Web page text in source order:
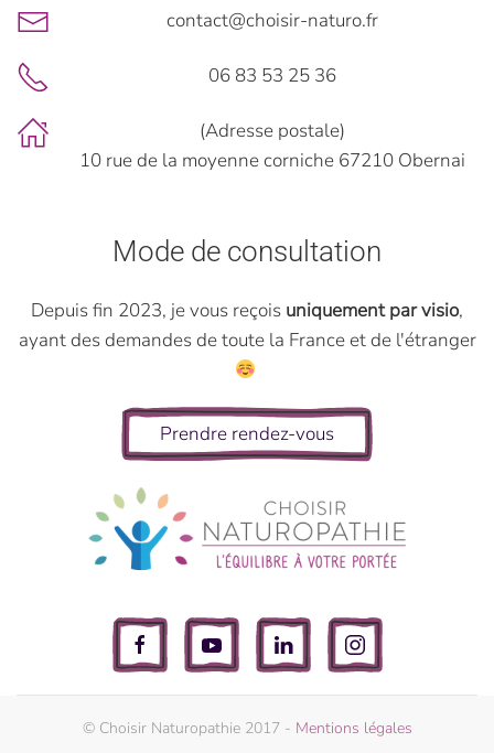
contact@choisir-naturo.fr
06 83 53 25 36
(Adresse postale)
10 rue de la moyenne corniche 67210 Obernai
Mode de consultation
Depuis fin 2023, je vous reçois uniquement par visio,
ayant des demandes de toute la France et de l'étranger
Prendre rendez-vous
© Choisir Naturopathie 2017 - Mentions légales